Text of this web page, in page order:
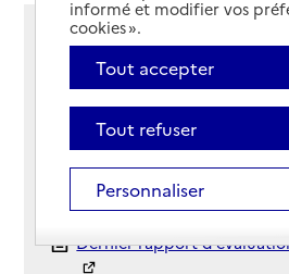
20219 - Vivario
Voir itinéraire
Téléphone :
04 95 47 29 29
Contact
Contact
Site Internet
Site internet
Gestionnaire :
CHI de Corte Tattone
Rapport HAS
Dernier rapport
informé et modifier vos
cookies ».
Tout accepter
Tout refuser
Personnaliser